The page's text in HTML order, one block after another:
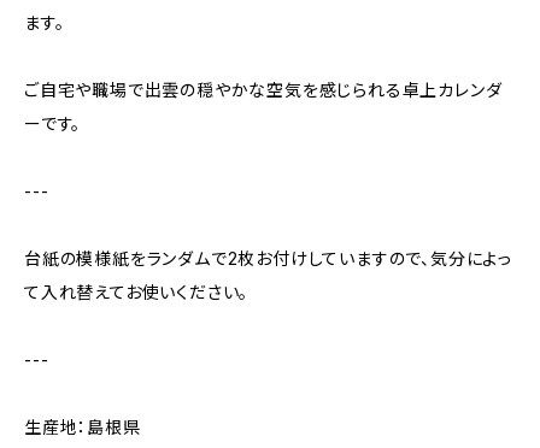
ます。
ご自宅や職場で出雲の穏やかな空気を感じられる卓上カレンダ
ーです。
---
台紙の模様紙をランダムで2枚お付けしていますので、気分によっ
て入れ替えてお使いください。
---
生産地：島根県